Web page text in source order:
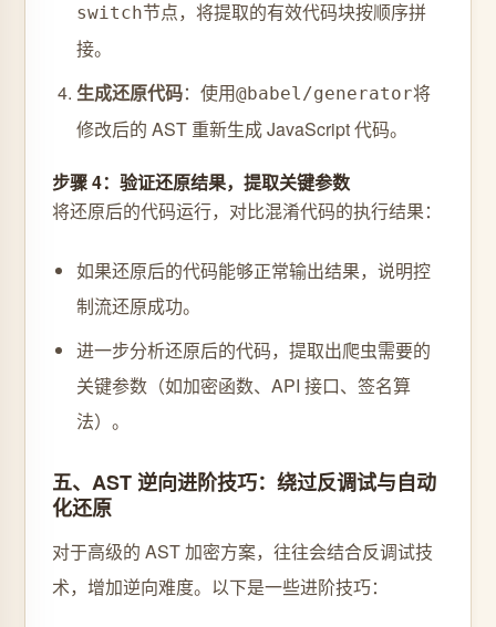
switch节点，将提取的有效代码块按顺序拼
接。
生成还原代码：使用@babel/generator将
修改后的 AST 重新生成 JavaScript 代码。
步骤 4：验证还原结果，提取关键参数
将还原后的代码运行，对比混淆代码的执行结果：
如果还原后的代码能够正常输出结果，说明控
制流还原成功。
进一步分析还原后的代码，提取出爬虫需要的
关键参数（如加密函数、API 接口、签名算
法）。
五、AST 逆向进阶技巧：绕过反调试与自动
化还原
对于高级的 AST 加密方案，往往会结合反调试技
术，增加逆向难度。以下是一些进阶技巧：